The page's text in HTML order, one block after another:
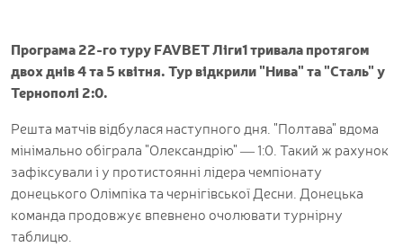
Програма 22-го туру FAVBET Ліги1 тривала протягом
двох днів 4 та 5 квітня. Тур відкрили "Нива" та "Сталь" у
Тернополі 2:0.
Решта матчів відбулася наступного дня. "Полтава" вдома
мінімально обіграла "Олександрію" — 1:0. Такий ж рахунок
зафіксували і у протистоянні лідера чемпіонату
донецького Олімпіка та чернігівської Десни. Донецька
команда продовжує впевнено очолювати турнірну
таблицю.